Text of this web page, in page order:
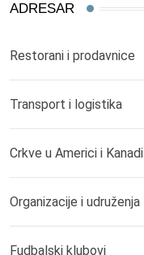
ADRESAR
Restorani i prodavnice
Transport i logistika
Crkve u Americi i Kanadi
Organizacije i udruženja
Fudbalski klubovi